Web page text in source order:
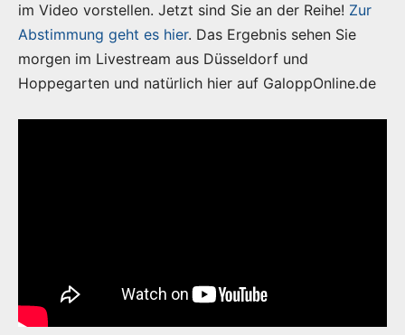
im Video vorstellen. Jetzt sind Sie an der Reihe! Zur
Abstimmung geht es hier. Das Ergebnis sehen Sie
morgen im Livestream aus Düsseldorf und
Hoppegarten und natürlich hier auf GaloppOnline.de